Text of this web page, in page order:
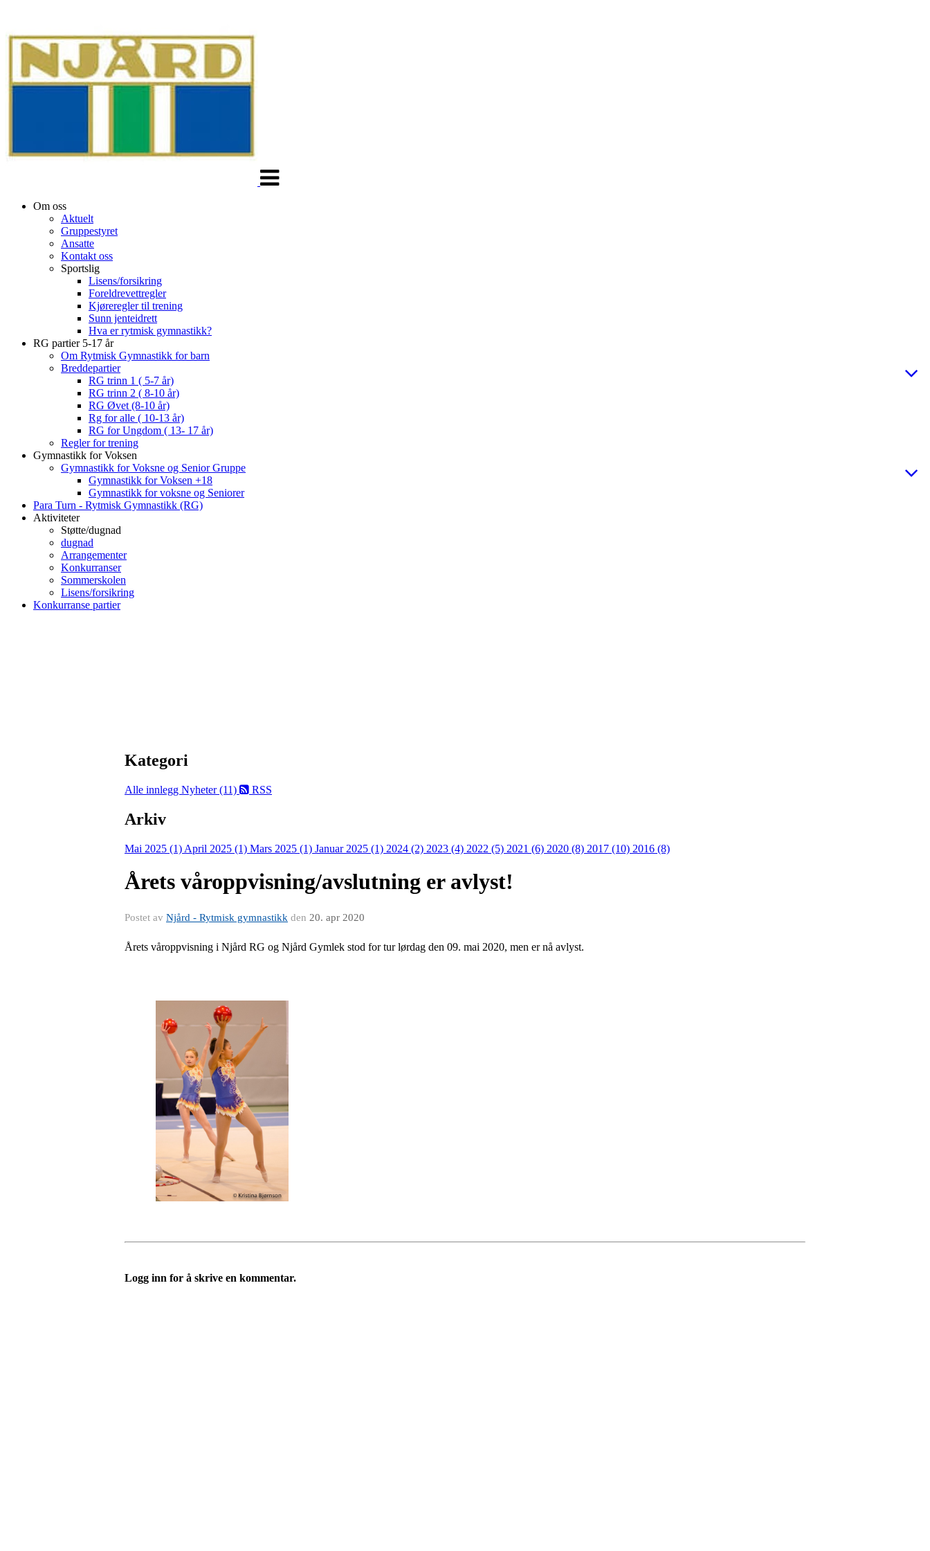
Om oss
Aktuelt
Gruppestyret
Ansatte
Kontakt oss
Sportslig
Lisens/forsikring
Foreldrevettregler
Kjøreregler til trening
Sunn jenteidrett
Hva er rytmisk gymnastikk?
RG partier 5-17 år
Om Rytmisk Gymnastikk for barn
Breddepartier
RG trinn 1 ( 5-7 år)
RG trinn 2 ( 8-10 år)
RG Øvet (8-10 år)
Rg for alle ( 10-13 år)
RG for Ungdom ( 13- 17 år)
Regler for trening
Gymnastikk for Voksen
Gymnastikk for Voksne og Senior Gruppe
Gymnastikk for Voksen +18
Gymnastikk for voksne og Seniorer
Para Turn - Rytmisk Gymnastikk (RG)
Aktiviteter
Støtte/dugnad
dugnad
Arrangementer
Konkurranser
Sommerskolen
Lisens/forsikring
Konkurranse partier
Kategori
Alle innlegg Nyheter (11) RSS
Arkiv
Mai 2025 (1) April 2025 (1) Mars 2025 (1) Januar 2025 (1) 2024 (2) 2023 (4) 2022 (5) 2021 (6) 2020 (8) 2017 (10) 2016 (8)
Årets våroppvisning/avslutning er avlyst!
Postet av Njård - Rytmisk gymnastikk den 20. apr 2020
Årets våroppvisning i Njård RG og Njård Gymlek stod for tur lørdag den 09. mai 2020, men er nå avlyst.
Logg inn for å skrive en kommentar.